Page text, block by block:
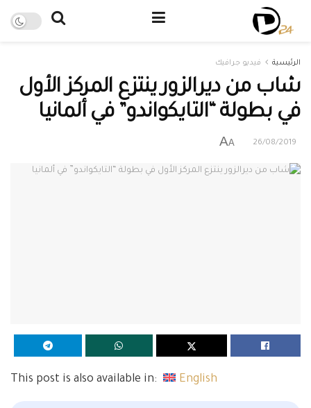
الرئيسية فيديو جرافيك
شاب من ديرالزور ينتزع المركز الأول
في بطولة “التايكواندو” في ألمانيا
26/08/2019
A
A
This post is also available in: English